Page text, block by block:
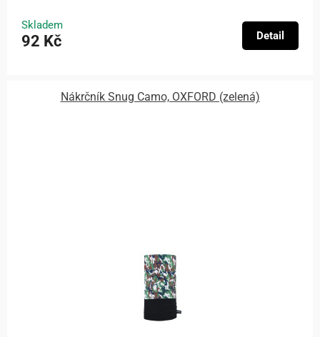
Skladem
92 Kč Detail
Nákrčník Snug Camo, OXFORD (zelená)